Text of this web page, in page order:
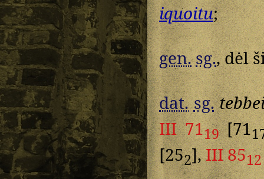
iquoitu;
gen.sg., dėl
dat. sg.
III 7119[71
[252],III 8512